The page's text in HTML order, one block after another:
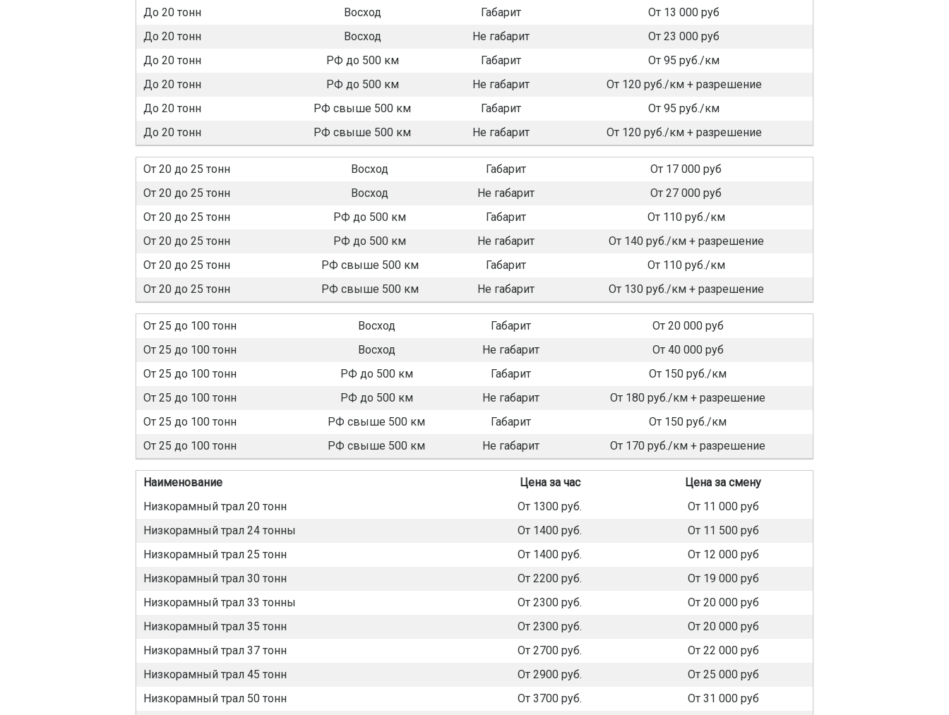
До 20 тонн
Восход Габарит
От 13 000 руб
До 20 тонн
Восход Не габарит
От 23 000 руб
До 20 тонн
РФ до 500 км Габарит
От 95 руб./км
До 20 тонн
РФ до 500 км Не габарит
От 120 руб./км + разрешение
До 20 тонн
РФ свыше 500 км Габарит
От 95 руб./км
До 20 тонн
РФ свыше 500 км Не габарит От 120 руб./км + разрешение
От 20 до 25 тонн Восход Габарит
От 17 000 руб
От 20 до 25 тонн
Восход Не габарит
От 27 000 руб
От 20 до 25 тонн
РФ до 500 км Габарит
От 110 руб./км
От 20 до 25 тонн
РФ до 500 км Не габарит
От 140 руб./км + разрешение
От 20 до 25 тонн
РФ свыше 500 км Габарит
От 110 руб./км
От 20 до 25 тонн
РФ свыше 500 км Не габарит От 130 руб./км + разрешение
От 25 до 100 тонн Восход Габарит
От 20 000 руб
От 25 до 100 тонн
Восход Не габарит
От 40 000 руб
От 25 до 100 тонн
РФ до 500 км Габарит
От 150 руб./км
От 25 до 100 тонн
РФ до 500 км Не габарит
От 180 руб./км + разрешение
От 25 до 100 тонн
РФ свыше 500 км Габарит
От 150 руб./км
От 25 до 100 тонн
РФ свыше 500 км Не габарит От 170 руб./км + разрешение
Наименование Цена за час
Цена за смену
Низкорамный трал 20 тонн
От 1300 руб.
От 11 000 руб
Низкорамный трал 24 тонны
От 1400 руб.
От 11 500 руб
Низкорамный трал 25 тонн
От 1400 руб.
От 12 000 руб
Низкорамный трал 30 тонн
От 2200 руб.
От 19 000 руб
Низкорамный трал 33 тонны
От 2300 руб.
От 20 000 руб
Низкорамный трал 35 тонн
От 2300 руб.
От 20 000 руб
Низкорамный трал 37 тонн
От 2700 руб.
От 22 000 руб
Низкорамный трал 45 тонн
От 2900 руб.
От 25 000 руб
Низкорамный трал 50 тонн
От 3700 руб.
От 31 000 руб